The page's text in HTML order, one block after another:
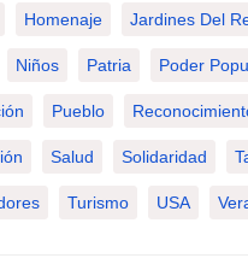
Homenaje Jardines Del
Niños Patria Poder
Pueblo
Salud Solidaridad
Turismo USA